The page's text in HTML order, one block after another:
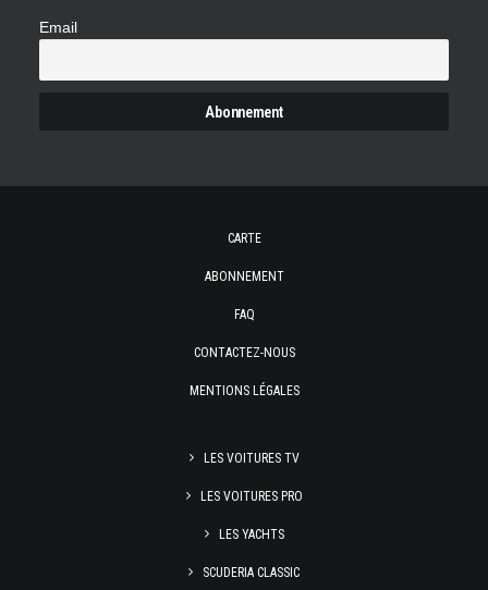
Email
CARTE
ABONNEMENT
FAQ
CONTACTEZ-NOUS
MENTIONS LÉGALES
LES VOITURES TV
LES VOITURES PRO
LES YACHTS
SCUDERIA CLASSIC